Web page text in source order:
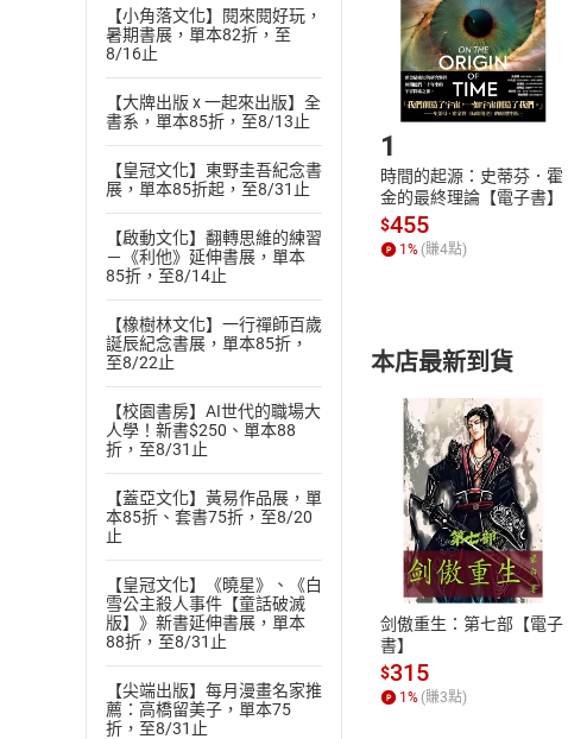
【小角落文化】閱來閱好玩，
暑期書展，單本82折，至
8/16止
【大牌出版 x 一起來出版】全
書系，單本85折，至8/13止
【皇冠文化】東野圭吾紀念書
展，單本85折起，至8/31止
【啟動文化】翻轉思維的練習
－《利他》延伸書展，單本
85折，至8/14止
【橡樹林文化】一行禪師百歲
誕辰紀念書展，單本85折，
至8/22止
【校園書房】AI世代的職場大
人學！新書$250、單本88
折，至8/31止
【蓋亞文化】黃易作品展，單
本85折、套書75折，至8/20
止
【皇冠文化】《曉星》、《白
雪公主殺人事件【童話破滅
版】》新書延伸書展，單本
88折，至8/31止
【尖端出版】每月漫畫名家推
薦：高橋留美子，單本75
折，至8/31止
請注意，樂天市
購書後，如
Step1.選擇
付款方式
ATM轉帳、信用卡
1
時間的起源：史蒂芬．霍
金的最終理論【電子書】
$455
1 % (賺4點)
本店最新到貨
剑傲重生：第七部【電子
書】
$315
1 % (賺3點)